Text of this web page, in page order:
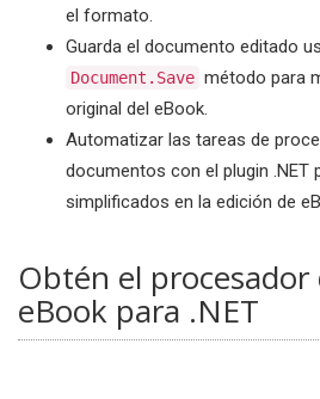
el formato.
Guarda el documento editado
Document.Save método para
original del eBook.
Automatizar las tareas de
documentos con el plugin .NET
simplificados en la edición de
Obtén el procesador
eBook para .NET